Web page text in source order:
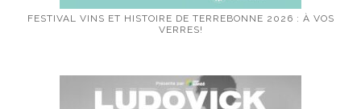
FESTIVAL VINS ET HISTOIRE DE TERREBONNE 2026 : À VOS
VERRES!